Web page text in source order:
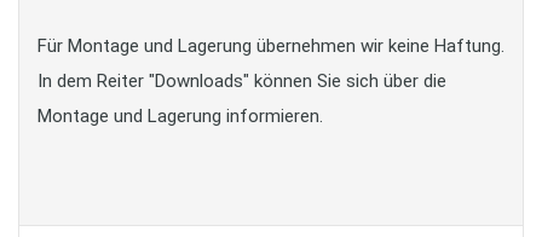
Für Montage und Lagerung übernehmen wir keine Haftung.
In dem Reiter "Downloads" können Sie sich über die
Montage und Lagerung informieren.